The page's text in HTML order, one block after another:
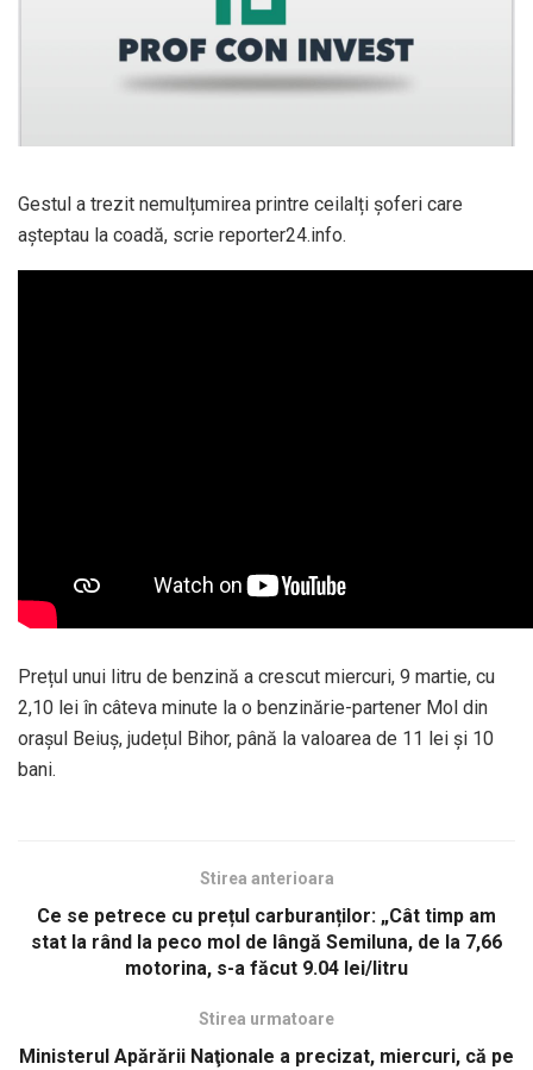
Gestul a trezit nemulțumirea printre ceilalți șoferi care
așteptau la coadă, scrie reporter24.info.
Prețul unui litru de benzină a crescut miercuri, 9 martie, cu
2,10 lei în câteva minute la o benzinărie-partener Mol din
orașul Beiuș, județul Bihor, până la valoarea de 11 lei și 10
bani.
Stirea anterioara
Ce se petrece cu prețul carburanților: „Cât timp am
stat la rând la peco mol de lângă Semiluna, de la 7,66
motorina, s-a făcut 9.04 lei/litru
Stirea urmatoare
Ministerul Apărării Naţionale a precizat, miercuri, că pe